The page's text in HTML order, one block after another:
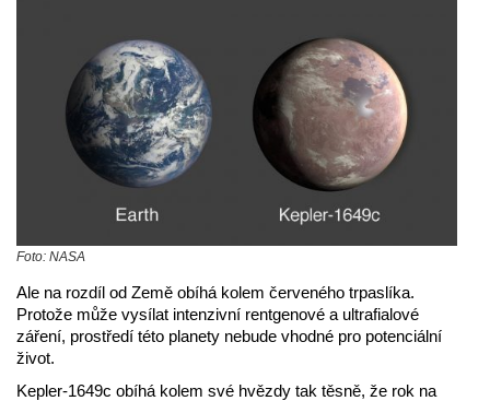
Foto: NASA
Ale na rozdíl od Země obíhá kolem červeného trpaslíka.
Protože může vysílat intenzivní rentgenové a ultrafialové
záření, prostředí této planety nebude vhodné pro potenciální
život.
Kepler-1649c obíhá kolem své hvězdy tak těsně, že rok na